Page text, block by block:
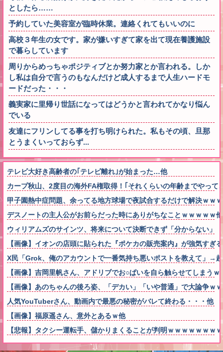
としたら……
予約していた美容室が臨時休業。連絡くれてもいいのに
高校３年生の女です。家が嫌いすぎて家を出て現在養護施設
で暮らしています
周りからめっちゃポジティブとか努力家とか言われる。しか
し私は自分で言うのもなんだけど成人するまで人生ハードモ
ードだった・・・
義実家に里帰り世話になってはどうかと言われてかなり悩ん
でいる
友達にフリンしてる事を打ち明けられた。私もその頃、旦那
とうまくいっておらず...
テレビ大好き高齢者の｢テレビ離れ｣が始まった…他
カープ秋山、2度目の海外FA権取得！｢それくらいの年齢までやって
甲子園熱中症問題、余ってる地方球場で夜試合するだけで解決ｗｗ
デスノートの主人公がお前らだった時にありがちなことｗｗｗｗｗ他
ウィリアムズのサインツ、将来について決断できず「分からない」
【画像】イオンの店頭に貼られた『ポケカの販売案内』が強気すぎ
X民「Grok、俺のアカウントで一番気持ち悪いポストを教えて」→
【画像】吉岡里帆さん、アドリブでお○ぱいを自ら触らせてしまう
【画像】あのちゃんの後ろ姿、「デカい」「いや普通」で大論争ｗ
人気YouTuberさん、動画内で最悪の秘密がバレて終わる・・・他
【画像】福原遥さん、意外とあるｗ他
【悲報】タクシー運転手、儲かりまくることが判明ｗｗｗｗｗｗｗ